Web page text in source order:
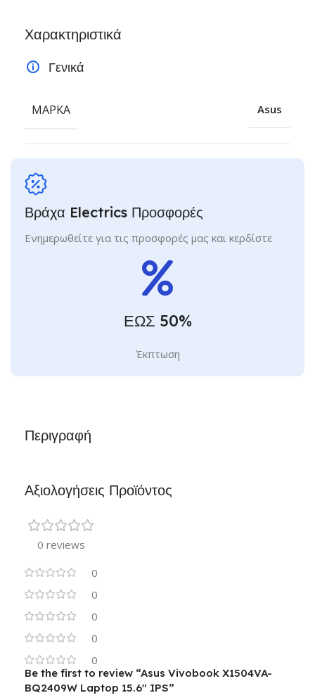
Περιγραφή
Χαρακτηριστικά
Γενικά
ΜΆΡΚΑ Asus
Βράχα Electrics Προσφορές
Ενημερωθείτε για τις προσφορές μας και κερδίστε
ΕΩΣ 50%
Έκπτωση
Αξιολογήσεις Προϊόντος
0 reviews
0
0
0
0
0
Be the first to review “Asus Vivobook X1504VA-
BQ2409W Laptop 15.6″ IPS”